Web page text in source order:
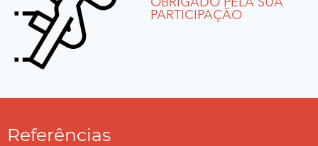
OBRIGADO PELA SUA
PARTICIPAÇÃO
Referências